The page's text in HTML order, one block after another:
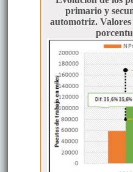
primario y
automotriz. Valores